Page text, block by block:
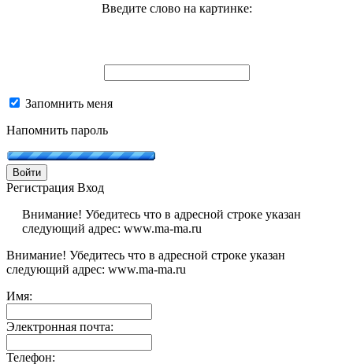
Введите слово на картинке:
Запомнить меня
Напомнить пароль
Войти
Регистрация Вход
Внимание! Убедитесь что в адресной строке указан
следующий адрес: www.ma-ma.ru
Внимание! Убедитесь что в адресной строке указан
следующий адрес: www.ma-ma.ru
Имя:
Электронная почта:
Телефон: